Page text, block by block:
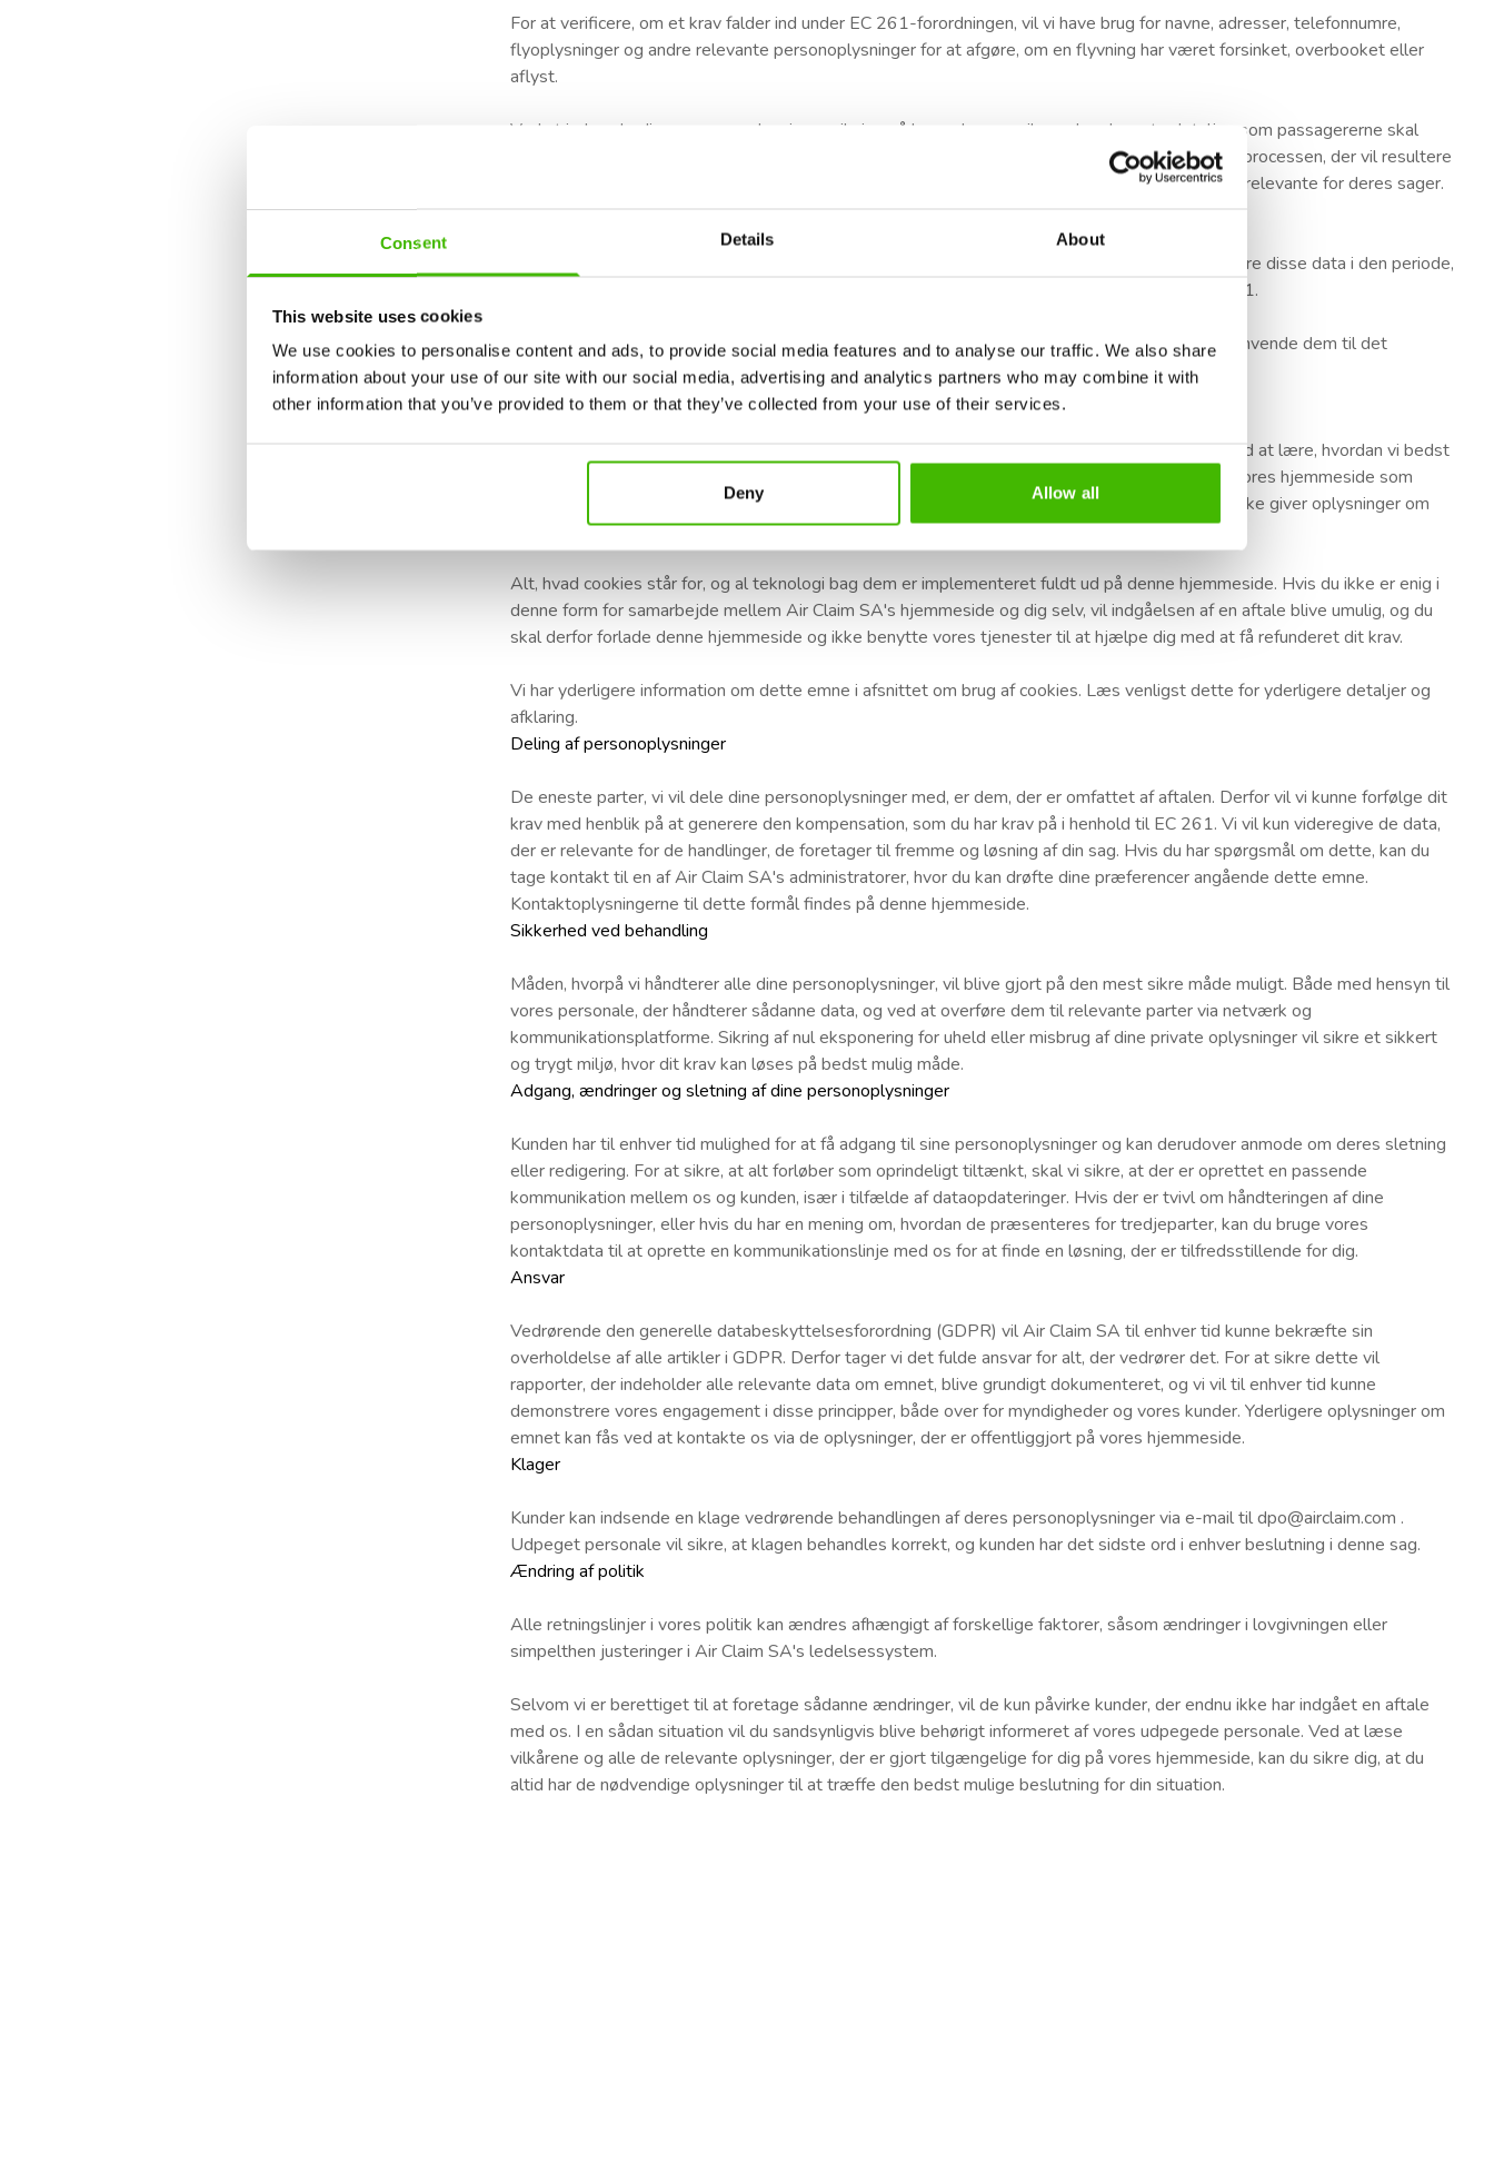
Consent Details About
This website uses cookies
We use cookies to personalise content and ads, to provide social media features and to analyse our traffic. We also share
information about your use of our site with our social media, advertising and analytics partners who may combine it with
other information that you’ve provided to them or that they’ve collected from your use of their services.
Deny Allow all
For at verificere, om et krav falder ind under EC 261-forordningen, vil vi have brug for navne, adresser, telefonnumre,
flyoplysninger og andre relevante personoplysninger for at afgøre, om en flyvning har været forsinket, overbooket eller
aflyst.
Ved at indsamle disse personoplysninger vil vi også kunne kommunikere de relevante detaljer, som passagererne skal
kende til deres situation. Hele aktiviteten hos Air Claim SA drejer sig om disse principper. Hele processen, der vil resultere
i, at passageren får sin kompensation, begynder med indsamlingen af de personlige data, der er relevante for deres sager.
De indsamlede data vil blive anvendt til forfølgelse af kundens krav. Air Claim SA vil kun opbevare disse data i den periode,
der er nødvendig for at opnå den kompensation, som kunden er berettiget til i henhold til EC 261.
Kun udvalgt personale hos Air Claim SA vil have adgang til disse personoplysninger og vil kun anvende dem til det
tilsigtede formål og med behørig tilladelse.
Brug af cookies
Ligesom andre hjemmesider anvender Air Claim SA cookies for at hjælpe vores virksomhed med at lære, hvordan vi bedst
muligt kan betjene de kunder, vi leverer vores service til. Vi vil analysere brugernes adfærd på vores hjemmeside som
helhed. De data, der præsenteres for vores administratorer, er kategoriseret i statistikker, der ikke giver oplysninger om
enkeltpersoner.
Alt, hvad cookies står for, og al teknologi bag dem er implementeret fuldt ud på denne hjemmeside. Hvis du ikke er enig i
denne form for samarbejde mellem Air Claim SA's hjemmeside og dig selv, vil indgåelsen af en aftale blive umulig, og du
skal derfor forlade denne hjemmeside og ikke benytte vores tjenester til at hjælpe dig med at få refunderet dit krav.
Vi har yderligere information om dette emne i afsnittet om brug af cookies. Læs venligst dette for yderligere detaljer og
afklaring.
Deling af personoplysninger
De eneste parter, vi vil dele dine personoplysninger med, er dem, der er omfattet af aftalen. Derfor vil vi kunne forfølge dit
krav med henblik på at generere den kompensation, som du har krav på i henhold til EC 261. Vi vil kun videregive de data,
der er relevante for de handlinger, de foretager til fremme og løsning af din sag. Hvis du har spørgsmål om dette, kan du
tage kontakt til en af Air Claim SA's administratorer, hvor du kan drøfte dine præferencer angående dette emne.
Kontaktoplysningerne til dette formål findes på denne hjemmeside.
Sikkerhed ved behandling
Måden, hvorpå vi håndterer alle dine personoplysninger, vil blive gjort på den mest sikre måde muligt. Både med hensyn til
vores personale, der håndterer sådanne data, og ved at overføre dem til relevante parter via netværk og
kommunikationsplatforme. Sikring af nul eksponering for uheld eller misbrug af dine private oplysninger vil sikre et sikkert
og trygt miljø, hvor dit krav kan løses på bedst mulig måde.
Adgang, ændringer og sletning af dine personoplysninger
Kunden har til enhver tid mulighed for at få adgang til sine personoplysninger og kan derudover anmode om deres sletning
eller redigering. For at sikre, at alt forløber som oprindeligt tiltænkt, skal vi sikre, at der er oprettet en passende
kommunikation mellem os og kunden, især i tilfælde af dataopdateringer. Hvis der er tvivl om håndteringen af dine
personoplysninger, eller hvis du har en mening om, hvordan de præsenteres for tredjeparter, kan du bruge vores
kontaktdata til at oprette en kommunikationslinje med os for at finde en løsning, der er tilfredsstillende for dig.
Ansvar
Vedrørende den generelle databeskyttelsesforordning (GDPR) vil Air Claim SA til enhver tid kunne bekræfte sin
overholdelse af alle artikler i GDPR. Derfor tager vi det fulde ansvar for alt, der vedrører det. For at sikre dette vil
rapporter, der indeholder alle relevante data om emnet, blive grundigt dokumenteret, og vi vil til enhver tid kunne
demonstrere vores engagement i disse principper, både over for myndigheder og vores kunder. Yderligere oplysninger om
emnet kan fås ved at kontakte os via de oplysninger, der er offentliggjort på vores hjemmeside.
Klager
Kunder kan indsende en klage vedrørende behandlingen af deres personoplysninger via e-mail til dpo@airclaim.com .
Udpeget personale vil sikre, at klagen behandles korrekt, og kunden har det sidste ord i enhver beslutning i denne sag.
Ændring af politik
Alle retningslinjer i vores politik kan ændres afhængigt af forskellige faktorer, såsom ændringer i lovgivningen eller
simpelthen justeringer i Air Claim SA's ledelsessystem.
Selvom vi er berettiget til at foretage sådanne ændringer, vil de kun påvirke kunder, der endnu ikke har indgået en aftale
med os. I en sådan situation vil du sandsynligvis blive behørigt informeret af vores udpegede personale. Ved at læse
vilkårene og alle de relevante oplysninger, der er gjort tilgængelige for dig på vores hjemmeside, kan du sikre dig, at du
altid har de nødvendige oplysninger til at træffe den bedst mulige beslutning for din situation.